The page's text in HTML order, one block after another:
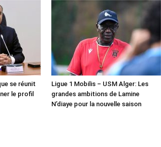
se réunit
le profil
Ligue 1 Mobilis – USM Alger: Les
grandes ambitions de Lamine
N’diaye pour la nouvelle saison